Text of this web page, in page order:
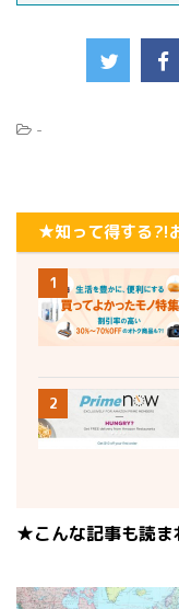
-
★知って得する?!
1
2
★こんな記事も読